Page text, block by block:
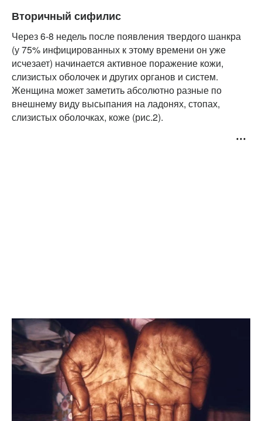
Вторичный сифилис
Через 6-8 недель после появления твердого шанкра
(у 75% инфицированных к этому времени он уже
исчезает) начинается активное поражение кожи,
слизистых оболочек и других органов и систем.
Женщина может заметить абсолютно разные по
внешнему виду высыпания на ладонях, стопах,
слизистых оболочках, коже (рис.2).